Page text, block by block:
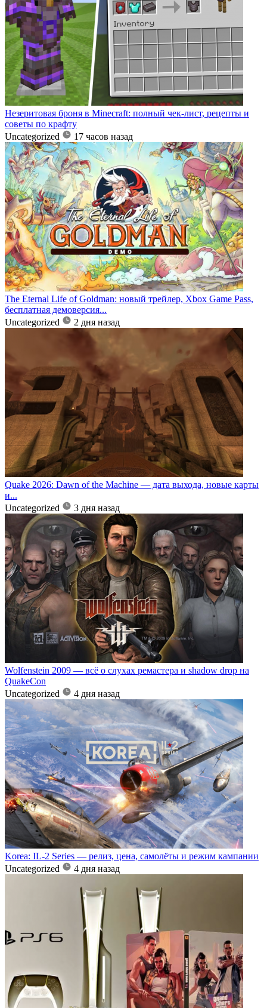
Незеритовая броня в Minecraft: полный чек-лист, рецепты и
советы по крафту
Uncategorized
17 часов назад
The Eternal Life of Goldman: новый трейлер, Xbox Game Pass,
бесплатная демоверсия...
Uncategorized
2 дня назад
Quake 2026: Dawn of the Machine — дата выхода, новые карты
и...
Uncategorized
3 дня назад
Wolfenstein 2009 — всё о слухах ремастера и shadow drop на
QuakeCon
Uncategorized
4 дня назад
Korea: IL-2 Series — релиз, цена, самолёты и режим кампании
Uncategorized
4 дня назад